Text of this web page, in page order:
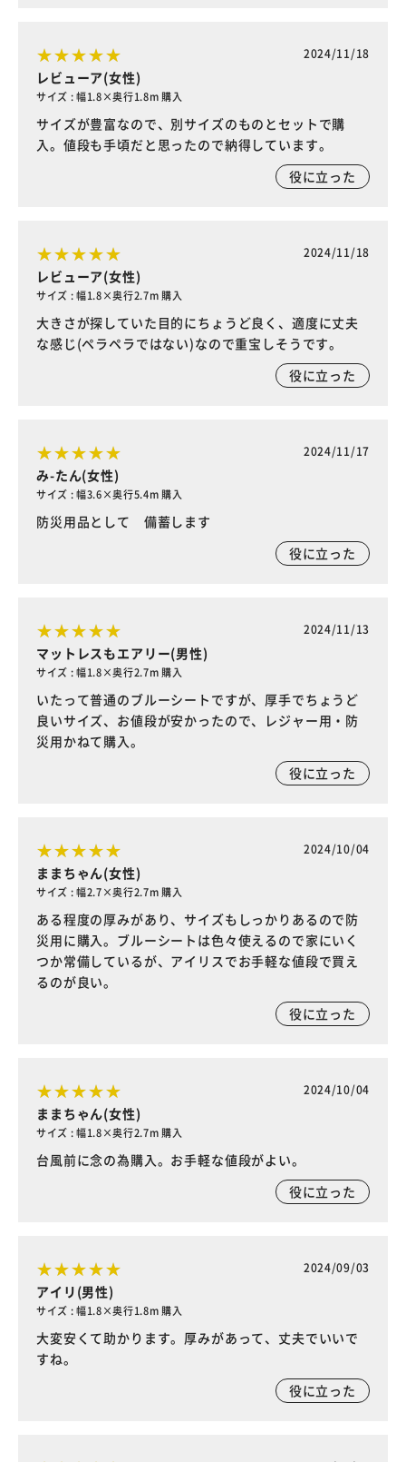
2024/11/18
レビューア(女性)
サイズ : 幅1.8×奥行1.8m 購入
サイズが豊富なので、別サイズのものとセットで購
入。値段も手頃だと思ったので納得しています。
役に立った
2024/11/18
レビューア(女性)
サイズ : 幅1.8×奥行2.7m 購入
大きさが探していた目的にちょうど良く、適度に丈夫
な感じ(ペラペラではない)なので重宝しそうです。
役に立った
2024/11/17
み-たん(女性)
サイズ : 幅3.6×奥行5.4m 購入
防災用品として 備蓄します
役に立った
2024/11/13
マットレスもエアリー(男性)
サイズ : 幅1.8×奥行2.7m 購入
いたって普通のブルーシートですが、厚手でちょうど
良いサイズ、お値段が安かったので、レジャー用・防
災用かねて購入。
役に立った
2024/10/04
ままちゃん(女性)
サイズ : 幅2.7×奥行2.7m 購入
ある程度の厚みがあり、サイズもしっかりあるので防
災用に購入。ブルーシートは色々使えるので家にいく
つか常備しているが、アイリスでお手軽な値段で買え
るのが良い。
役に立った
2024/10/04
ままちゃん(女性)
サイズ : 幅1.8×奥行2.7m 購入
台風前に念の為購入。お手軽な値段がよい。
役に立った
2024/09/03
アイリ(男性)
サイズ : 幅1.8×奥行1.8m 購入
大変安くて助かります。厚みがあって、丈夫でいいで
すね。
役に立った